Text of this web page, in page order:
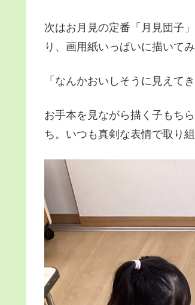
次はお月見の定番「月見団子
り、画用紙いっぱいに描い
「なんかおいしそうに見えて
お手本を見ながら描く子もち
ち。いつも真剣な表情で取り